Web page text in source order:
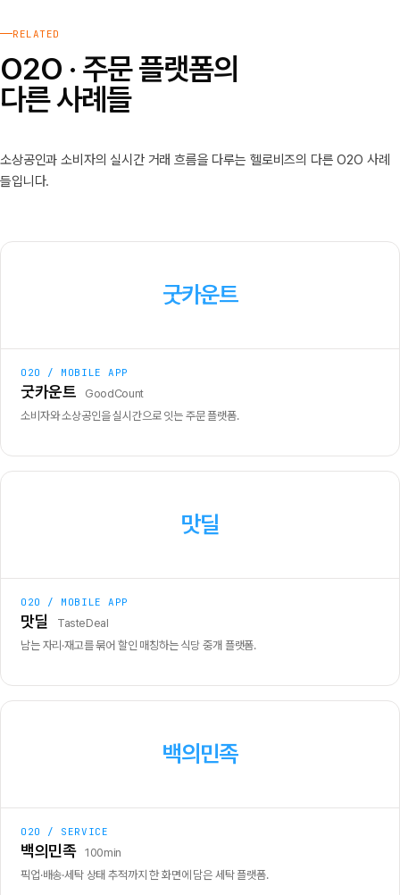
RELATED
O2O · 주문 플랫폼의
다른 사례들
소상공인과 소비자의 실시간 거래 흐름을 다루는 헬로비즈의 다른 O2O 사례
들입니다.
굿카운트
O2O / MOBILE APP
굿카운트
GoodCount
소비자와 소상공인을 실시간으로 잇는 주문 플랫폼.
맛딜
O2O / MOBILE APP
맛딜
TasteDeal
남는 자리·재고를 묶어 할인 매칭하는 식당 중개 플랫폼.
백의민족
O2O / SERVICE
백의민족
100min
픽업·배송·세탁 상태 추적까지 한 화면에 담은 세탁 플랫폼.